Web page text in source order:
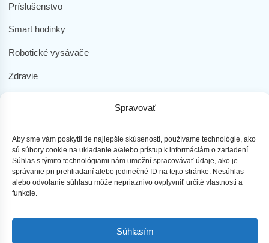
Spravovať
Aby sme vám poskytli tie najlepšie skúsenosti, používame technológie, ako
sú súbory cookie na ukladanie a/alebo prístup k informáciám o zariadení.
Súhlas s týmito technológiami nám umožní spracovávať údaje, ako je
správanie pri prehliadaní alebo jedinečné ID na tejto stránke. Nesúhlas
alebo odvolanie súhlasu môže nepriaznivo ovplyvniť určité vlastnosti a
funkcie.
Súhlasím
Príslušenstvo
Smart hodinky
Robotické vysávače
Zdravie
Dôležité odkazy
Obchodné podmienky
Ochrana osobných údajov
Doprava a platba
Reklamácia tovaru